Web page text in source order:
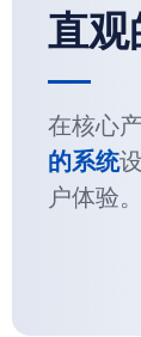
直观
在核心
的系统
户体验。